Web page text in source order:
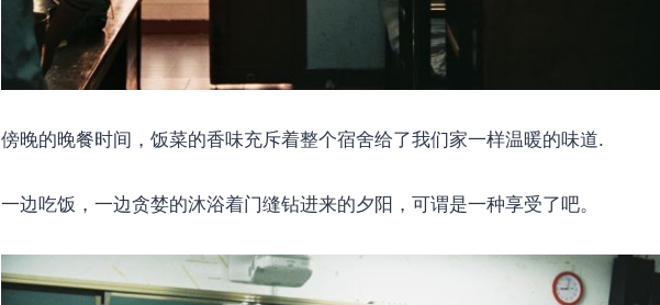
傍晚的晚餐时间，饭菜的香味充斥着整个宿舍给了我们家一样温暖的味道.
一边吃饭，一边贪婪的沐浴着门缝钻进来的夕阳，可谓是一种享受了吧。